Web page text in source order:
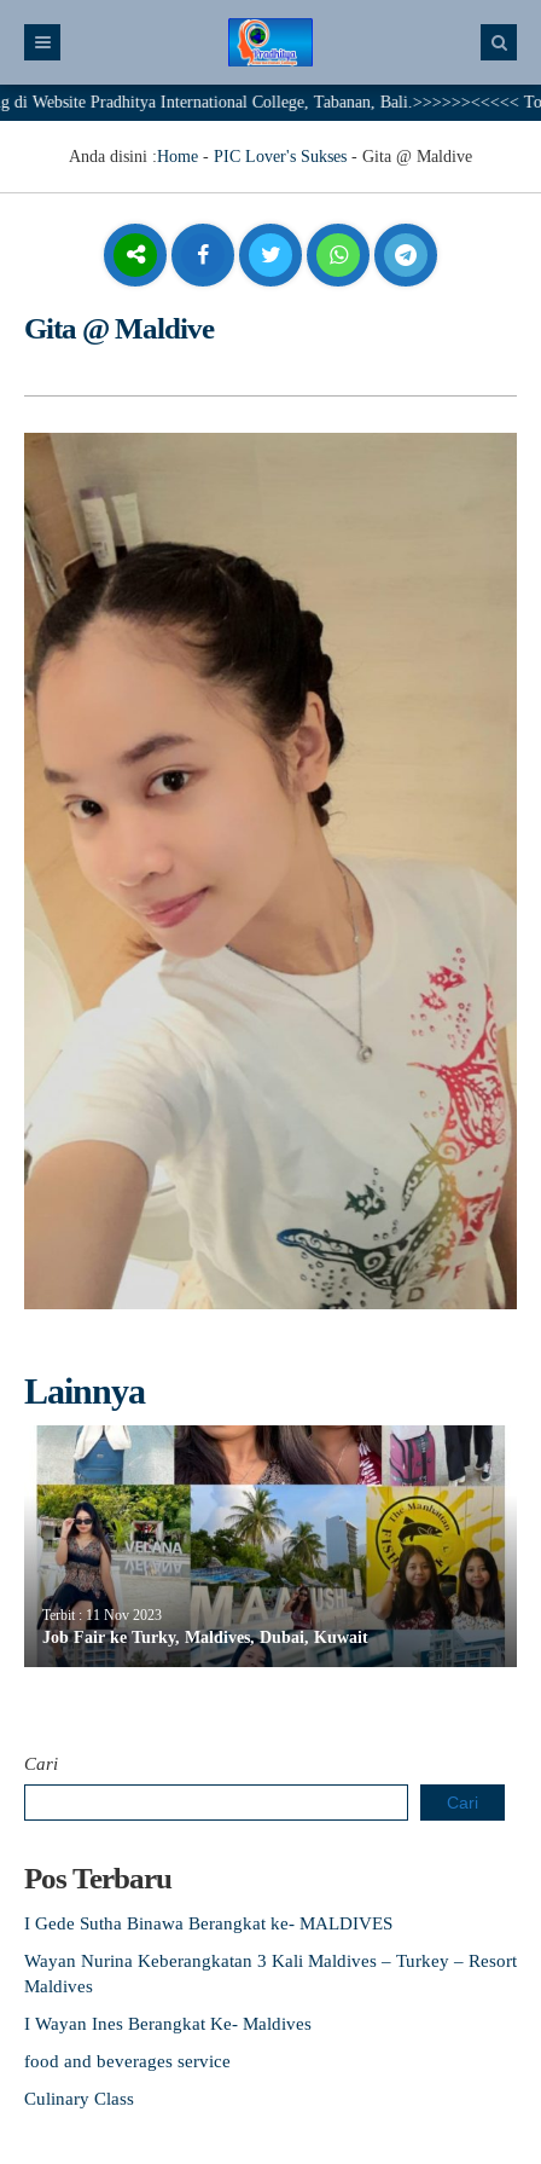
Pradhitya International College, Tabanan, Bali.>>>>>><<<<<
Anda disini :Home - PIC Lover's Sukses - Gita @ Maldive
Gita @ Maldive
Lainnya
Terbit : 11 Nov 2023
Job Fair ke Turky, Maldives, Dubai, Kuwait
Cari
Cari
Pos Terbaru
I Gede Sutha Binawa Berangkat ke- MALDIVES
Wayan Nurina Keberangkatan 3 Kali Maldives – Turkey – Resort
Maldives
I Wayan Ines Berangkat Ke- Maldives
food and beverages service
Culinary Class